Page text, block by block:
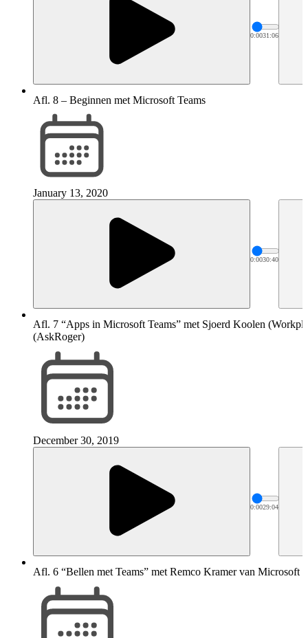
0:0031:06
Afl. 8 – Beginnen met Microsoft Teams
January 13, 2020
0:0030:40
Afl. 7 “Apps in Microsoft Teams” met Sjoerd Koolen
(AskRoger)
December 30, 2019
0:0029:04
Afl. 6 “Bellen met Teams” met Remco Kramer van Microsoft